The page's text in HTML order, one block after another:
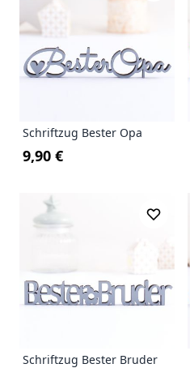
Schriftzug Bester Opa
9,90 €
Schriftzug Bester Bruder